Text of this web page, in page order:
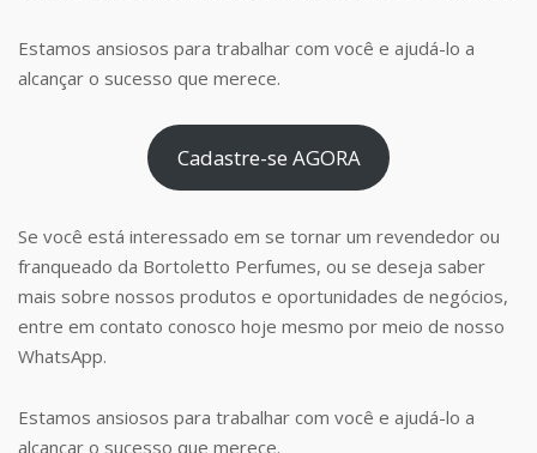
Estamos ansiosos para trabalhar com você e ajudá-lo a
alcançar o sucesso que merece.
Cadastre-se AGORA
Se você está interessado em se tornar um revendedor ou
franqueado da Bortoletto Perfumes, ou se deseja saber
mais sobre nossos produtos e oportunidades de negócios,
entre em contato conosco hoje mesmo por meio de nosso
WhatsApp.
Estamos ansiosos para trabalhar com você e ajudá-lo a
alcançar o sucesso que merece.